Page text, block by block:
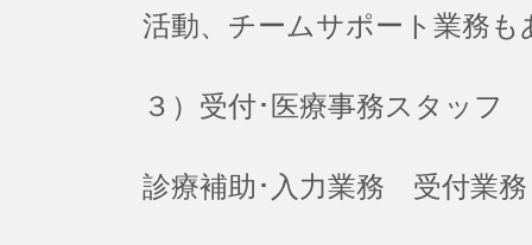
活動、チームサポート業務も
３）受付･医療事務スタッフ
診療補助･入力業務 受付業務